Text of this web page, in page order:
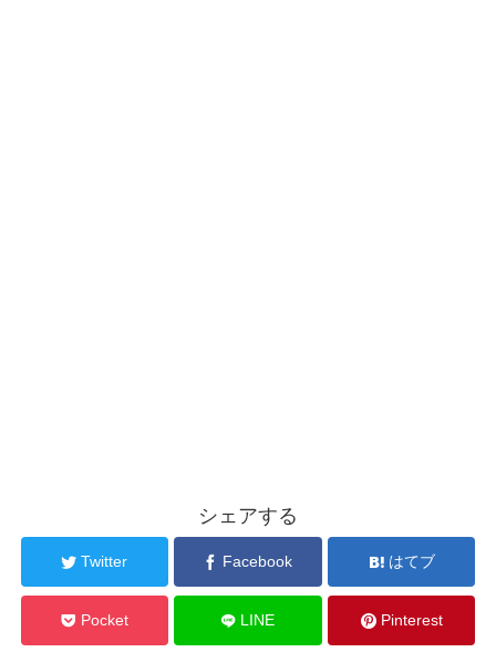
シェアする
Twitter Facebook はてブ
Pocket LINE Pinterest